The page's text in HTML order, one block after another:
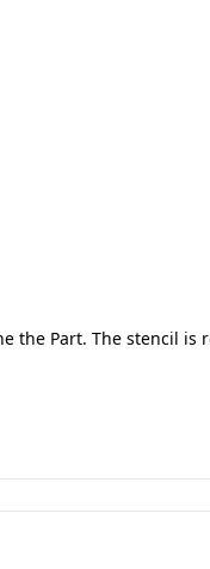
the Part. The stencil